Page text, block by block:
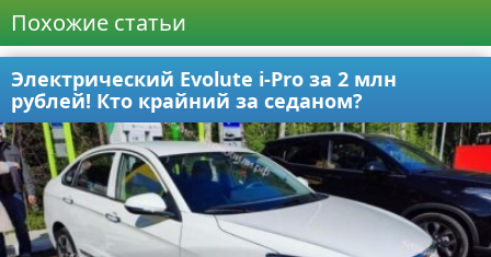
Похожие статьи
Электрический Evolute i-Pro за 2 млн
рублей! Кто крайний за седаном?